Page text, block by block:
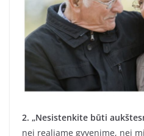
2. „Nesistenkite būti
nei realiame gyvenime, nei